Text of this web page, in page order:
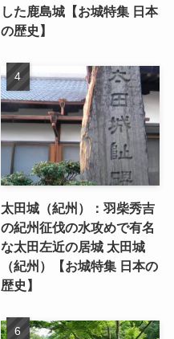
した鹿島城【お城特集 日本
の歴史】
太田城（紀州）：羽柴秀吉
の紀州征伐の水攻めで有名
な太田左近の居城 太田城
（紀州）【お城特集 日本の
歴史】